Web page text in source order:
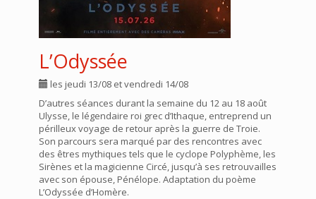
L’Odyssée
les jeudi 13/08 et vendredi 14/08
D’autres séances durant la semaine du 12 au 18 août
Ulysse, le légendaire roi grec d’Ithaque, entreprend un
périlleux voyage de retour après la guerre de Troie.
Son parcours sera marqué par des rencontres avec
des êtres mythiques tels que le cyclope Polyphème, les
Sirènes et la magicienne Circé, jusqu’à ses retrouvailles
avec son épouse, Pénélope. Adaptation du poème
L’Odyssée d’Homère.